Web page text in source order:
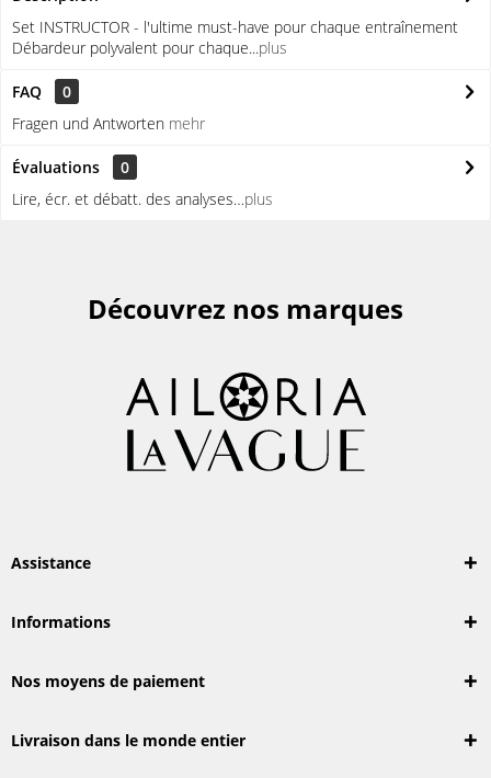
Set INSTRUCTOR - l'ultime must-have pour chaque entraînement
Débardeur polyvalent pour chaque...plus
FAQ
0
Fragen und Antworten mehr
Évaluations
0
Lire, écr. et débatt. des analyses…plus
Découvrez nos marques
Assistance
Informations
Nos moyens de paiement
Livraison dans le monde entier